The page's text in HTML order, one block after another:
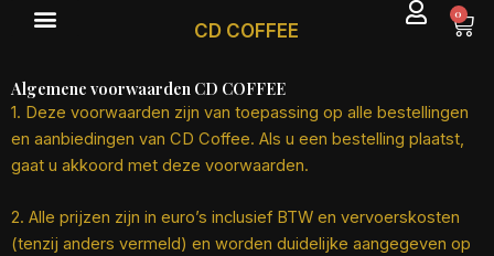
inhoud
CD COFFEE
0
Algemene voorwaarden CD COFFEE
1. Deze voorwaarden zijn van toepassing op alle bestellingen
en aanbiedingen van CD Coffee. Als u een bestelling plaatst,
gaat u akkoord met deze voorwaarden.
2. Alle prijzen zijn in euro’s inclusief BTW en vervoerskosten
(tenzij anders vermeld) en worden duidelijke aangegeven op